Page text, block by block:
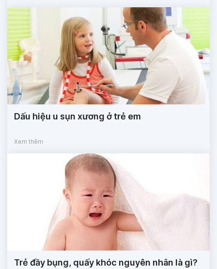
Dấu hiệu u sụn xương ở trẻ em
Xem thêm
Trẻ đầy bụng, quấy khóc nguyên nhân là gì?